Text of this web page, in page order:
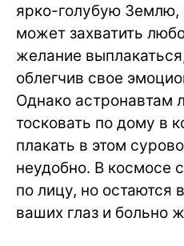
ярко-голубую Землю,
может захватить
желание
облегчив свое
Однако астронавтам
тосковать по дому в
плакать в этом
неудобно. В космосе
по лицу, но остаются
ваших глаз и больно